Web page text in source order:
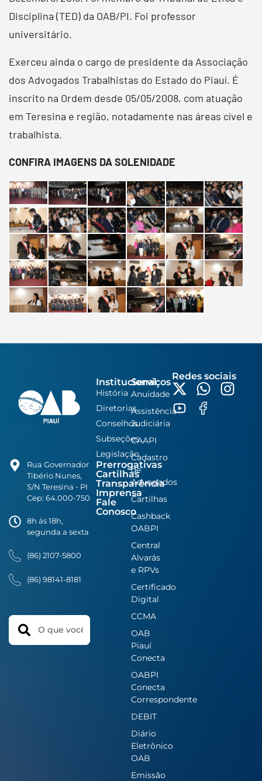
Disciplina (TED) da OAB/PI. Foi professor
universitário.
Exerceu ainda o cargo de presidente da Associação
dos Advogados Trabalhistas do Estado do Piauí. É
inscrito na Ordem desde 05/05/2008, com atuação
em Teresina e região, notadamente nas áreas cível e
trabalhista.
CONFIRA IMAGENS DA SOLENIDADE
Rua Governador
Tibério Nunes,
S/N Teresina - PI
Cep: 64.000-750
8h ás 18h,
segunda a sexta
(86) 2107-5800
(86) 98141-8181
Search
Institucional
História
Diretorias
Conselhos
Subseções
Legislação
Prerrogativas
Cartilhas
Transparência
Imprensa
Fale
Conosco
Serviços
Anuidade
Assistência
Judiciária
CAAPI
Cadastro
de
Advogados
Cartilhas
Cashback
OABPI
Central
Alvarás
e RPVs
Certificado
Digital
CCMA
OAB
Piauí
Conecta
OABPI
Conecta
Correspondente
DEBIT
Diário
Eletrônico
OAB
Emissão
Redes sociais